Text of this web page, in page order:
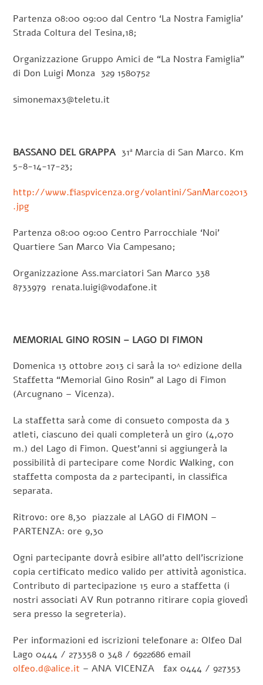
Partenza 08:00 09:00 dal Centro ‘La Nostra Famiglia’
Strada Coltura del Tesina,18;
Organizzazione Gruppo Amici de “La Nostra Famiglia”
di Don Luigi Monza 329 1580752
simonemax3@teletu.it
BASSANO DEL GRAPPA 31ª Marcia di San Marco. Km
5-8-14-17-23;
http://www.fiaspvicenza.org/volantini/SanMarco2013
.jpg
Partenza 08:00 09:00 Centro Parrocchiale ‘Noi’
Quartiere San Marco Via Campesano;
Organizzazione Ass.marciatori San Marco 338
8733979 renata.luigi@vodafone.it
MEMORIAL GINO ROSIN – LAGO DI FIMON
Domenica 13 ottobre 2013 ci sarà la 10^ edizione della
Staffetta “Memorial Gino Rosin” al Lago di Fimon
(Arcugnano – Vicenza).
La staffetta sarà come di consueto composta da 3
atleti, ciascuno dei quali completerà un giro (4,070
m.) del Lago di Fimon. Quest’anni si aggiungerà la
possibilità di partecipare come Nordic Walking, con
staffetta composta da 2 partecipanti, in classifica
separata.
Ritrovo: ore 8,30 piazzale al LAGO di FIMON –
PARTENZA: ore 9,30
Ogni partecipante dovrà esibire all’atto dell’iscrizione
copia certificato medico valido per attività agonistica.
Contributo di partecipazione 15 euro a staffetta (i
nostri associati AV Run potranno ritirare copia giovedì
sera presso la segreteria).
Per informazioni ed iscrizioni telefonare a: Olfeo Dal
Lago 0444 / 273358 o 348 / 6922686 email
olfeo.d@alice.it – ANA VICENZA fax 0444 / 927353